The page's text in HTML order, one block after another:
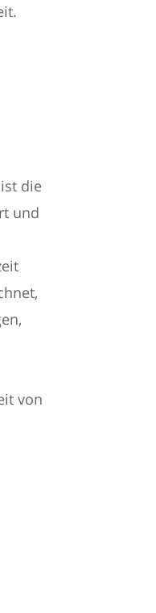
die
und
von